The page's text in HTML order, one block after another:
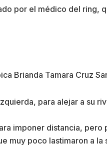
por el médico del
Brianda Tamara Cruz
para alejar a su
imponer distancia,
muy poco lastimaron a la